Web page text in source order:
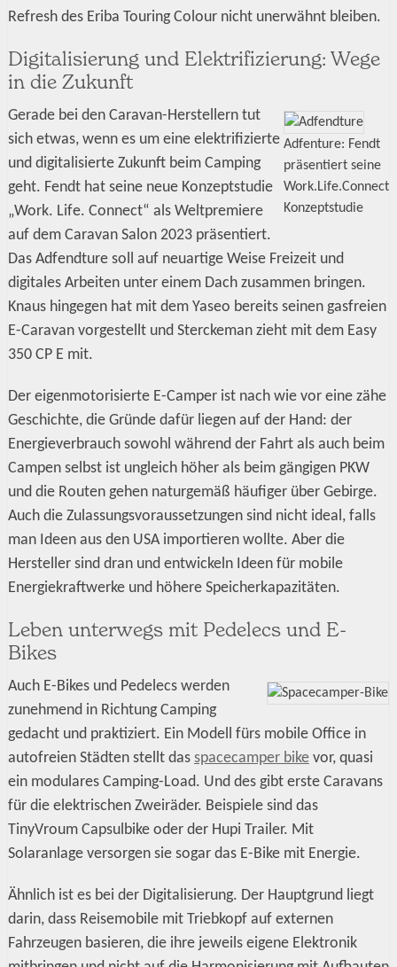
Refresh des Eriba Touring Colour nicht unerwähnt bleiben.
Digitalisierung und Elektrifizierung: Wege
in die Zukunft
Adfenture: Fendt
präsentiert seine
Work.Life.Connect
Konzeptstudie
Gerade bei den Caravan-Herstellern tut
sich etwas, wenn es um eine elektrifizierte
und digitalisierte Zukunft beim Camping
geht. Fendt hat seine neue Konzeptstudie
„Work. Life. Connect“ als Weltpremiere
auf dem Caravan Salon 2023 präsentiert.
Das Adfendture soll auf neuartige Weise Freizeit und
digitales Arbeiten unter einem Dach zusammen bringen.
Knaus hingegen hat mit dem Yaseo bereits seinen gasfreien
E-Caravan vorgestellt und Sterckeman zieht mit dem Easy
350 CP E mit.
Der eigenmotorisierte E-Camper ist nach wie vor eine zähe
Geschichte, die Gründe dafür liegen auf der Hand: der
Energieverbrauch sowohl während der Fahrt als auch beim
Campen selbst ist ungleich höher als beim gängigen PKW
und die Routen gehen naturgemäß häufiger über Gebirge.
Auch die Zulassungsvoraussetzungen sind nicht ideal, falls
man Ideen aus den USA importieren wollte. Aber die
Hersteller sind dran und entwickeln Ideen für mobile
Energiekraftwerke und höhere Speicherkapazitäten.
Leben unterwegs mit Pedelecs und E-
Bikes
Auch E-Bikes und Pedelecs werden
zunehmend in Richtung Camping
gedacht und praktiziert. Ein Modell fürs mobile Office in
autofreien Städten stellt das spacecamper bikevor, quasi
ein modulares Camping-Load. Und des gibt erste Caravans
für die elektrischen Zweiräder. Beispiele sind das
TinyVroum Capsulbike oder der Hupi Trailer. Mit
Solaranlage versorgen sie sogar das E-Bike mit Energie.
Ähnlich ist es bei der Digitalisierung. Der Hauptgrund liegt
darin, dass Reisemobile mit Triebkopf auf externen
Fahrzeugen basieren, die ihre jeweils eigene Elektronik